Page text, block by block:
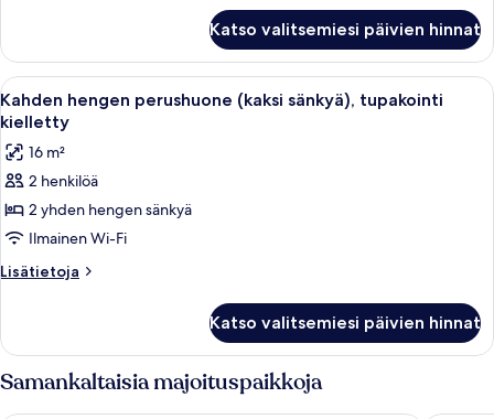
Katso valitsemiesi päivien hinnat
Avaa
kaikki
huonetyypin
Kahden
hengen
perushuone
(kaksi
sänkyä),
kuvat
Hotellihuone, jossa on kaksi
6
Kahden hengen perushuone (kaksi sänkyä), tupakointi
kielletty
16 m²
2 henkilöä
2 yhden hengen sänkyä
Ilmainen Wi-Fi
Lisätietoja
Lisätietoja
perushuone
(kaksi
sänkyä),
tupakointi
Katso valitsemiesi päivien hinnat
Samankaltaisia majoituspaikkoja